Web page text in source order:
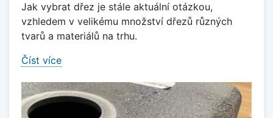
Jak vybrat dřez je stále aktuální otázkou,
vzhledem v velikému množství dřezů různých
tvarů a materiálů na trhu.
Číst více